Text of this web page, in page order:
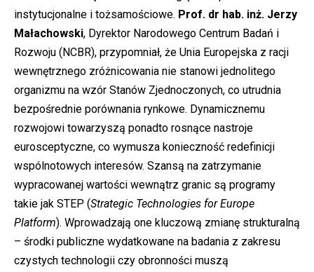
instytucjonalne i tożsamościowe. Prof. dr hab. inż. Jerzy
Małachowski, Dyrektor Narodowego Centrum Badań i
Rozwoju (NCBR), przypomniał, że Unia Europejska z racji
wewnętrznego zróżnicowania nie stanowi jednolitego
organizmu na wzór Stanów Zjednoczonych, co utrudnia
bezpośrednie porównania rynkowe. Dynamicznemu
rozwojowi towarzyszą ponadto rosnące nastroje
eurosceptyczne, co wymusza konieczność redefinicji
wspólnotowych interesów. Szansą na zatrzymanie
wypracowanej wartości wewnątrz granic są programy
takie jak STEP (Strategic Technologies for Europe
Platform). Wprowadzają one kluczową zmianę strukturalną
– środki publiczne wydatkowane na badania z zakresu
czystych technologii czy obronności muszą